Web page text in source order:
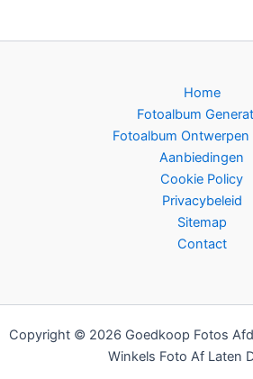
Home
Fotoalbum
Fotoalbum Ontwerpen
Aanbiedingen
Cookie Policy
Privacybeleid
Sitemap
Contact
Copyright © 2026 Goedkoop Fotos
Winkels Foto Af Laten